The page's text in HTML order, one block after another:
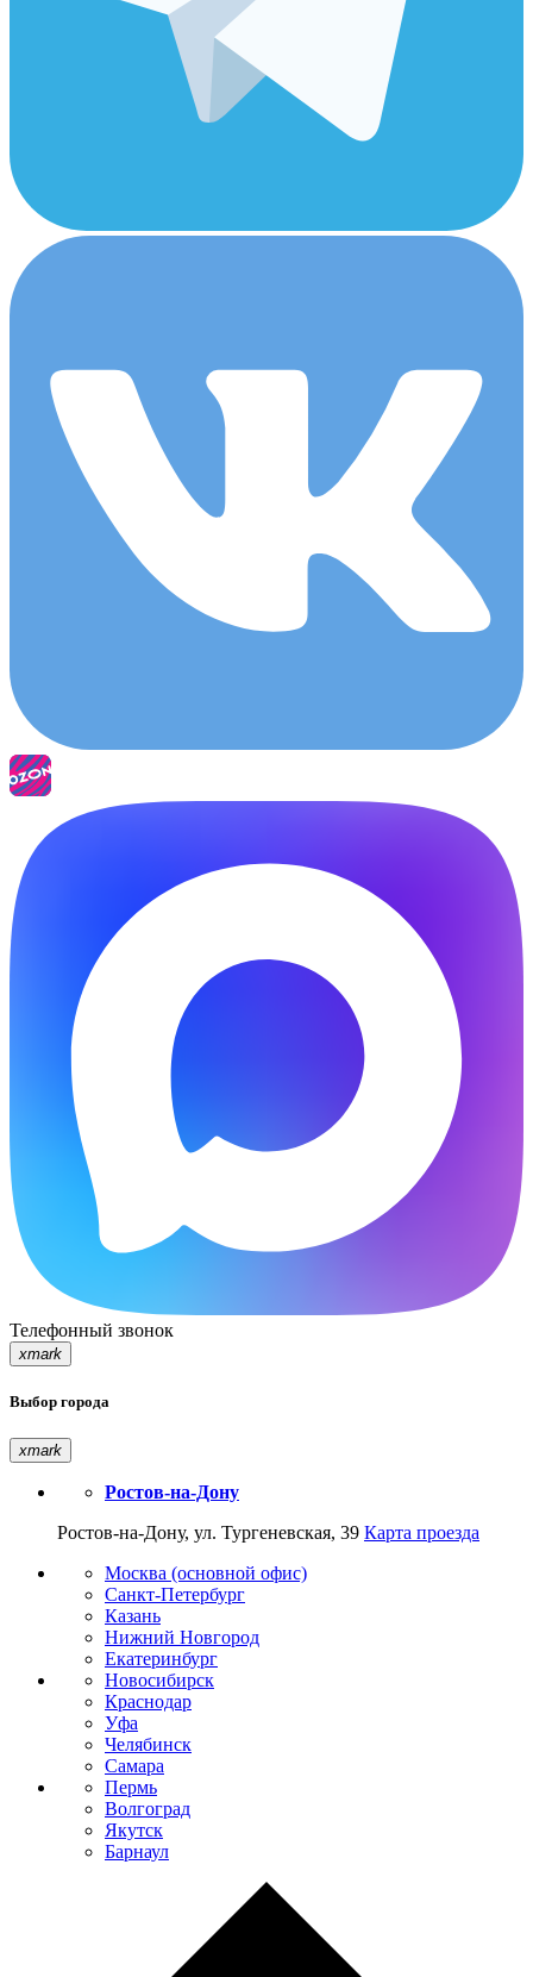
Телефонный звонок
xmark
Выбор города
xmark
Ростов-на-Дону
Ростов-на-Дону, ул. Тургеневская, 39 Карта проезда
Москва (основной офис)
Санкт-Петербург
Казань
Нижний Новгород
Екатеринбург
Новосибирск
Краснодар
Уфа
Челябинск
Самара
Пермь
Волгоград
Якутск
Барнаул